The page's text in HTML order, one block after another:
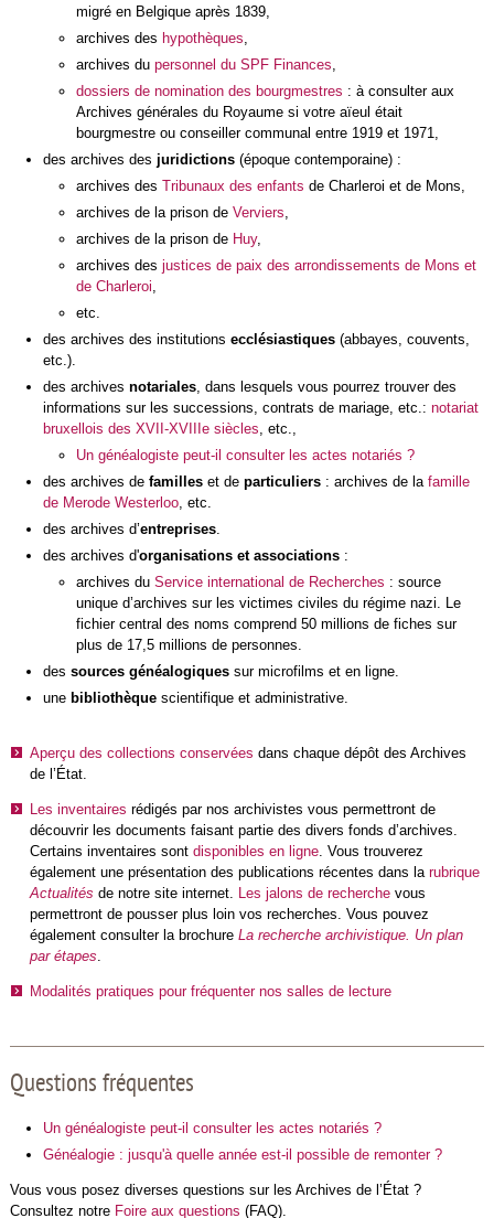
migré en Belgique après 1839,
archives des hypothèques
archives du personnel du SPF Finances
dossiers de nomination des bourgmestres : à consulter aux
Archives générales du Royaume si votre aïeul était
bourgmestre ou conseiller communal entre 1919 et 1971,
des archives des juridictions (époque contemporaine) :
archives des Tribunaux des enfants de Charleroi et de Mons,
archives de la prison de Verviers
archives de la prison de Huy,
archives des justices de paix des arrondissements de Mons et
de Charleroi
etc.
des archives des institutions ecclésiastiques(abbayes, couvents,
etc.).
des archives notariales, dans lesquels vous pourrez trouver des
informations sur les successions, contrats de mariage, etc.: notariat
bruxellois des XVII-XVIIIe siècles , etc.,
Un généalogiste peut-il consulter les actes notariés ?
des archives de familles et de particuliers : archives de la famille
de Merode Westerloo, etc.
des archives d’entreprises.
des archives d'organisations et associations:
archives du Service international de Recherches : source
unique d’archives sur les victimes civiles du régime nazi. Le
fichier central des noms comprend 50 millions de fiches sur
plus de 17,5 millions de personnes.
des sources généalogiques sur microfilms et en ligne.
une bibliothèque scientifique et administrative.
Aperçu des collections conservées dans chaque dépôt des Archives
de l’État.
Les inventaires rédigés par nos archivistes vous permettront de
découvrir les documents faisant partie des divers fonds d’archives.
Certains inventaires sont disponibles en ligne. Vous trouverez
également une présentation des publications récentes dans la rubrique
Actualités de notre site internet. Les jalons de recherchevous
permettront de pousser plus loin vos recherches. Vous pouvez
également consulter la brochure La recherche archivistique. Un plan
par étapes.
Modalités pratiques pour fréquenter nos salles de lecture
Questions fréquentes
Un généalogiste peut-il consulter les actes notariés ?
Généalogie : jusqu'à quelle année est-il possible de remonter ?
Vous vous posez diverses questions sur les Archives de l’État ?
Consultez notre Foire aux questions (FAQ).